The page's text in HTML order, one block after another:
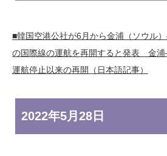
■韓国空港公社が6月から金浦（ソウル
の国際線の運航を再開すると発表 金
運航停止以来の再開（日本語記事）
2022年5月28日